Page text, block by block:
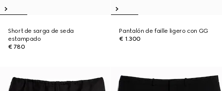
Short de sarga de seda
estampado
€ 780
Pantalón de faille ligero con GG
€ 1.300